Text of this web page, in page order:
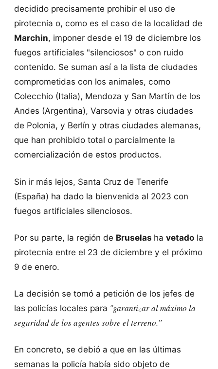
decidido precisamente prohibir el uso de
pirotecnia o, como es el caso de la localidad de
Marchin, imponer desde el 19 de diciembre los
fuegos artificiales "silenciosos" o con ruido
contenido. Se suman así a la lista de ciudades
comprometidas con los animales, como
Colecchio (Italia), Mendoza y San Martín de los
Andes (Argentina), Varsovia y otras ciudades
de Polonia, y Berlín y otras ciudades alemanas,
que han prohibido total o parcialmente la
comercialización de estos productos.
Sin ir más lejos, Santa Cruz de Tenerife
(España) ha dado la bienvenida al 2023 con
fuegos artificiales silenciosos.
Por su parte, la región de Bruselas ha vetado la
pirotecnia entre el 23 de diciembre y el próximo
9 de enero.
La decisión se tomó a petición de los jefes de
las policías locales para "garantizar al máximo la
seguridad de los agentes sobre el terreno.”
En concreto, se debió a que en las últimas
semanas la policía había sido objeto de